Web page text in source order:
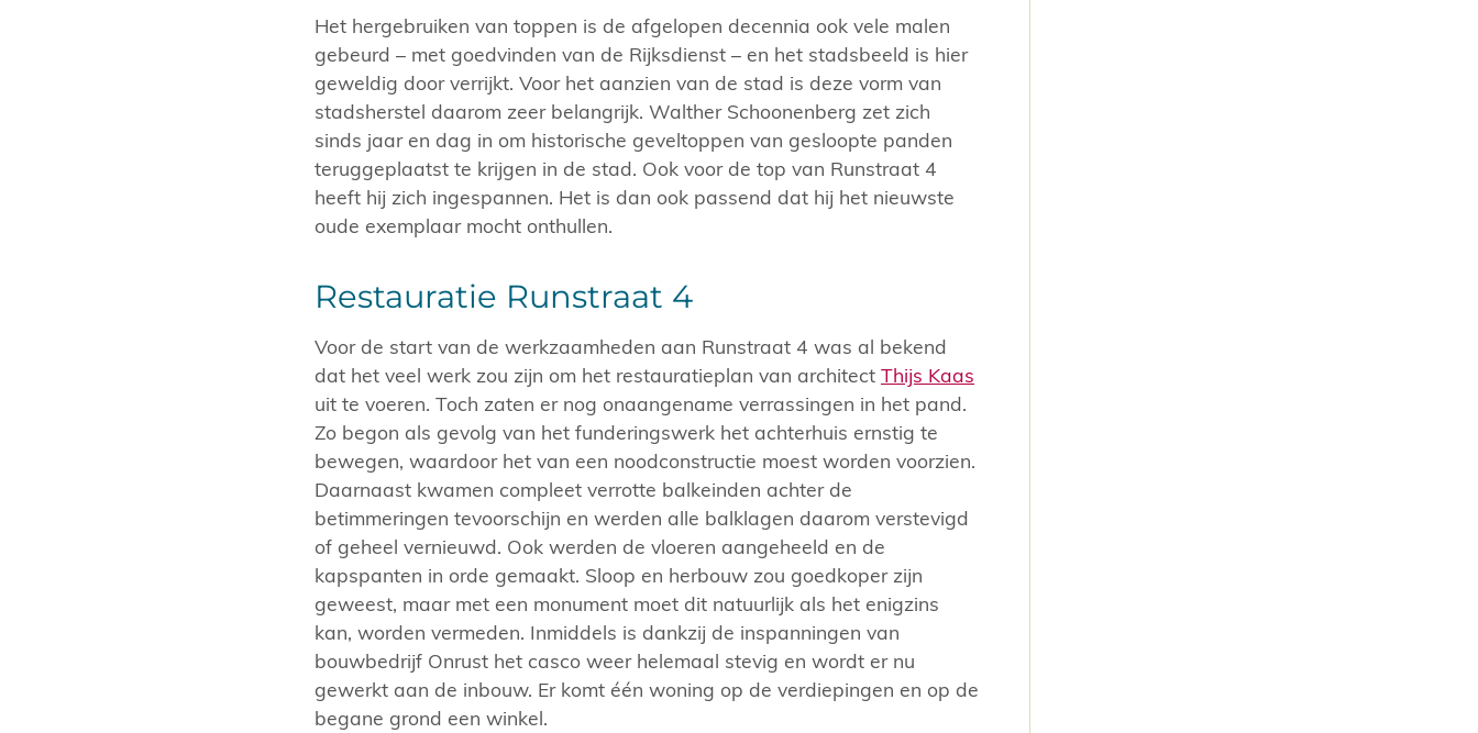
Het hergebruiken van toppen is de afgelopen decennia ook vele malen
gebeurd – met goedvinden van de Rijksdienst – en het stadsbeeld is hier
geweldig door verrijkt. Voor het aanzien van de stad is deze vorm van
stadsherstel daarom zeer belangrijk. Walther Schoonenberg zet zich
sinds jaar en dag in om historische geveltoppen van gesloopte panden
teruggeplaatst te krijgen in de stad. Ook voor de top van Runstraat 4
heeft hij zich ingespannen. Het is dan ook passend dat hij het nieuwste
oude exemplaar mocht onthullen.
Restauratie Runstraat 4
Voor de start van de werkzaamheden aan Runstraat 4 was al bekend
dat het veel werk zou zijn om het restauratieplan van architect Thijs Kaas
uit te voeren. Toch zaten er nog onaangename verrassingen in het pand.
Zo begon als gevolg van het funderingswerk het achterhuis ernstig te
bewegen, waardoor het van een noodconstructie moest worden voorzien.
Daarnaast kwamen compleet verrotte balkeinden achter de
betimmeringen tevoorschijn en werden alle balklagen daarom verstevigd
of geheel vernieuwd. Ook werden de vloeren aangeheeld en de
kapspanten in orde gemaakt. Sloop en herbouw zou goedkoper zijn
geweest, maar met een monument moet dit natuurlijk als het enigzins
kan, worden vermeden. Inmiddels is dankzij de inspanningen van
bouwbedrijf Onrust het casco weer helemaal stevig en wordt er nu
gewerkt aan de inbouw. Er komt één woning op de verdiepingen en op de
begane grond een winkel.